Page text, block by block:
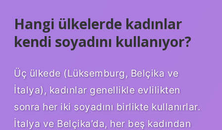
Hangi ülkelerde kadınlar
kendi soyadını kullanıyor?
Üç ülkede (Lüksemburg, Belçika ve
İtalya), kadınlar genellikle evlilikten
sonra her iki soyadını birlikte kullanırlar.
İtalya ve Belçika’da, her beş kadından